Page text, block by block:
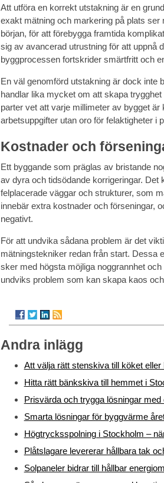
Att utföra en korrekt utstakning är en
exakt mätning och markering på plats
början, för att förebygga framtida
sig av avancerad utrustning för att uppnå
byggprocessen fortskrider smärtfritt och
En väl genomförd utstakning är dock inte
handlar lika mycket om att skapa
parter vet att varje millimeter av bygget
arbetsuppgifter utan oro för felaktigheter i
Kostnader och
Ett byggande som präglas av bristande
av dyra och tidsödande korrigeringar. Det
felplacerade väggar och strukturer, som
innebär extra kostnader och förseningar,
negativt.
För att undvika sådana problem är det
mätningstekniker redan från start. Dessa
sker med högsta möjliga noggrannhet
undviks problem som kan skapa kaos
Andra inlägg
Att välja rätt stenskiva till köket
Hitta rätt bänkskiva till hemmet i
Prisvärda och trygga lösningar
Smarta lösningar för byggvärme
Högtrycksspolning i Stockholm –
Plåtslagare levererar hållbara tak
Solpaneler bidrar till hållbar